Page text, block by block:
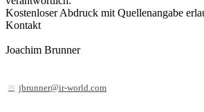
Kostenloser Abdruck mit Quellenangabe
Kontakt
Joachim Brunner
jbrunner@ir-world.com